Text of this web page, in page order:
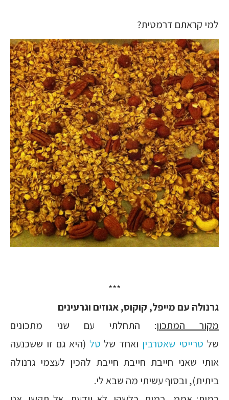
למי קראתם דרמטית?
***
גרנולה עם מייפל, קוקוס, אגוזים וגרעינים
מקור המתכון: התחלתי עם שני מתכונים
של טרייסי שאטרבין ואחד של טל (היא גם זו ששכנעה
אותי שאני חייבת חייבת חייבת להכין לעצמי גרנולה
ביתית), ובסוף עשיתי מה שבא לי.